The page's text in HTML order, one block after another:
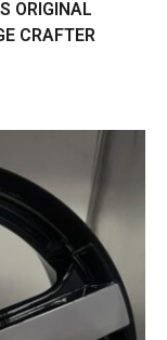
ORIGINAL
CRAFTER